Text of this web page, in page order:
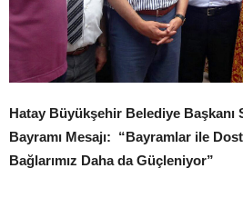
Hatay Büyükşehir Belediye Başkanı
Bayramı Mesajı: “Bayramlar ile
Bağlarımız Daha da Güçleniyor”